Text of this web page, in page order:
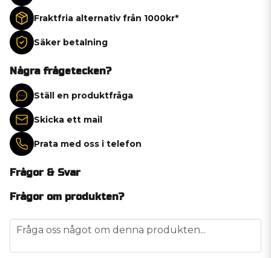
Fraktfria alternativ från 1000kr*
Säker betalning
Några frågetecken?
Ställ en produktfråga
Skicka ett mail
Prata med oss i telefon
Frågor & Svar
Frågor om produkten?
question
Fråga oss något om denna produkten...